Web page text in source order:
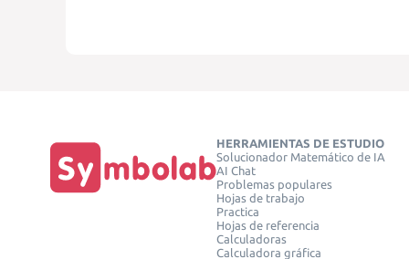
HERRAMIENTAS DE ESTUDIO
Solucionador Matemático de IA
AI Chat
Problemas populares
Hojas de trabajo
Practica
Hojas de referencia
Calculadoras
Calculadora gráfica